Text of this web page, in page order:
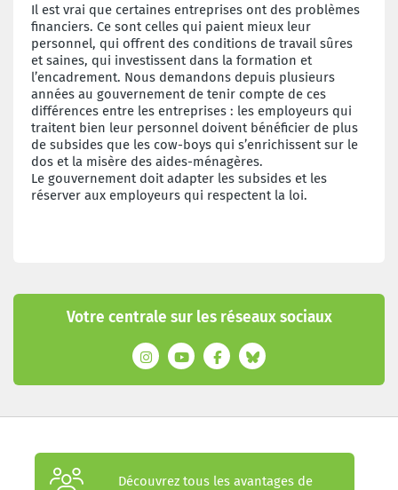
Il est vrai que certaines entreprises ont des problèmes
financiers. Ce sont celles qui paient mieux leur
personnel, qui offrent des conditions de travail sûres
et saines, qui investissent dans la formation et
l’encadrement. Nous demandons depuis plusieurs
années au gouvernement de tenir compte de ces
différences entre les entreprises : les employeurs qui
traitent bien leur personnel doivent bénéficier de plus
de subsides que les cow-boys qui s’enrichissent sur le
dos et la misère des aides-ménagères.
Le gouvernement doit adapter les subsides et les
réserver aux employeurs qui respectent la loi.
Votre centrale sur les réseaux sociaux
Découvrez tous les avantages de